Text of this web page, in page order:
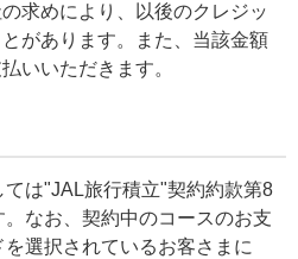
求めにより、以後のクレジッ
があります。また、当該金額
いいただきます。
は"JAL旅行積立"契約約款第8
なお、契約中のコースのお支
選択されているお客さまに